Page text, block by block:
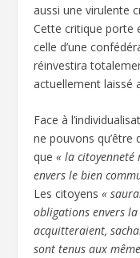
aussi une virulente
Cette critique porte
celle d’une
réinvestira
actuellement laissé
Face à
ne pouvons qu’être
que« la citoyenneté
envers le bien
Les citoyens«
obligations envers la
acquitteraient,
sont tenus aux